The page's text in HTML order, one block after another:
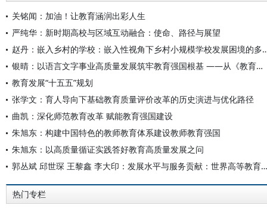
关铭闻：加油！让教育涵润出彩人生
严纯华：新时期高校与区域互动融合：使命、路径与展望
赵丹：嵌入乡村的学校：嵌入性视
银晴：以语言文字事业高质量发展筑牢教育强国根基 ——从《教育发展“十五五”规划》看语言文字工作的时代使命
教育发展“十五五”规划
张学文：育人导向下基础教育质量评价改革的历史演进与优化路径
曲凯：深化师范教育改革 赋能教育强国建设
朱旭东：构建中国特色的教师教育体系建设教师教育强国
朱旭东：以高质量循证实践答好教育高质量发展之问
郭丛斌 邱世琛 王黎鑫 李大印：发展水平与服务贡献：世界高等教育发展指数指标体系研究
热门专栏